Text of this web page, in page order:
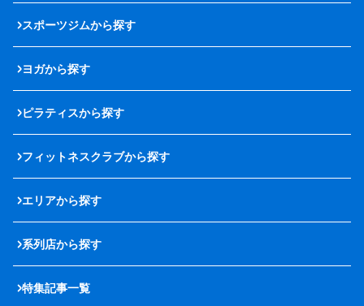
スポーツジムから探す
ヨガから探す
ピラティスから探す
フィットネスクラブから探す
エリアから探す
系列店から探す
特集記事一覧